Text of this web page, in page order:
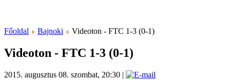
Főoldal Bajnoki Videoton - FTC 1-3 (0-1)
Videoton - FTC 1-3 (0-1)
2015. augusztus 08. szombat, 20:30 |